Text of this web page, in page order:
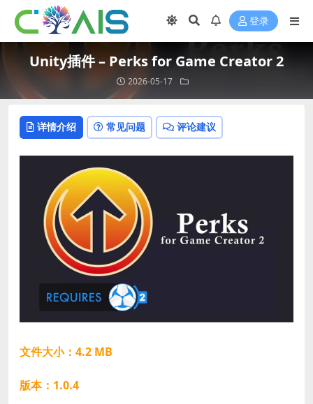
登录
Unity插件 – Perks for Game Creator 2
2026-05-17
详情介绍 常见问题 评论建议
文件大小：4.2 MB
版本：1.0.4